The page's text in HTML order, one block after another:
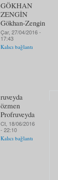
GÖKHAN
ZENGİN
Gökhan-Zengin
Çar, 27/04/2016 -
17:43
Kalıcı bağlantı
ruveyda
özmen
Profruveyda
Ct, 18/06/2016
- 22:10
Kalıcı bağlantı